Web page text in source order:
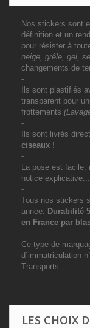
Nos stickers sont
définition et un
pour résister à
neige, grêle, gel,
changements de
-
Ils sont plastifiés
transparent pour
frottements
-
Ils sont livrés
ciseaux !
-
La pose est facile,
notice explicative...
-
Tous nos stickers
année. Durabilité
en France par
-
Ce type de
d`immatriculation
Transports.
LES CHOIX